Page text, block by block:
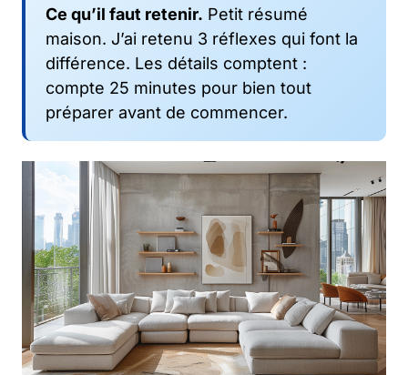
Ce qu’il faut retenir. Petit résumé
maison. J’ai retenu 3 réflexes qui font la
différence. Les détails comptent :
compte 25 minutes pour bien tout
préparer avant de commencer.